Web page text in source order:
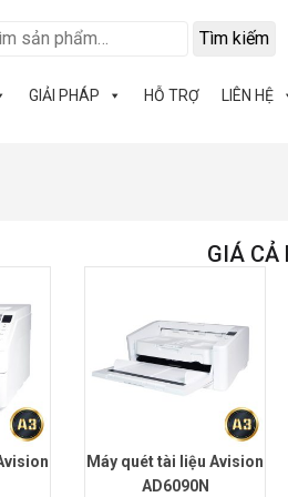
Tìm kiếm
GIẢI PHÁP HỖ TRỢ LIÊN HỆ
GIÁ CẢ
Máy quét tài liệu Avision
AD6090N